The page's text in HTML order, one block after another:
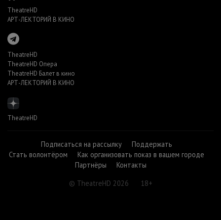
TheatreHD
АРТ-ЛЕКТОРИЙ В КИНО
TheatreHD
TheatreHD Опера
TheatreHD Балет в кино
АРТ-ЛЕКТОРИЙ В КИНО
TheatreHD
Подписаться на рассылку
Поддержать
Стать волонтёром
Как организовать показ в вашем городе
Партнёры
Контакты
© TheatreHD 2026
18+